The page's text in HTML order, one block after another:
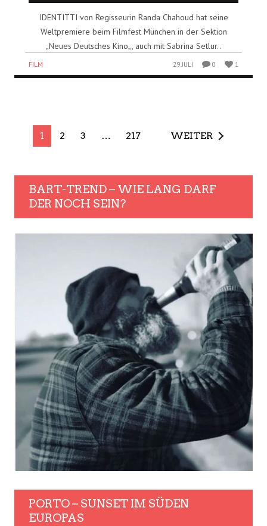
IDENTITTI von Regisseurin Randa Chahoud hat seine
Weltpremiere beim Filmfest München in der Sektion
„Neues Deutsches Kino„, auch mit Sabrina Setlur..
FILM 29 JULI 0 1
1 2 3 … 217 WEITER
BART-TREND – WIE LANG DARF
DER NOCH SEIN?
PORTO – SUNSET IM SÜDEN
EUROPAS